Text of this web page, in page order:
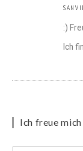
:)
Ich
Ich freue